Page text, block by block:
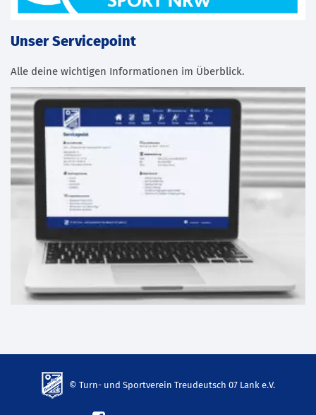
Unser Servicepoint
Alle deine wichtigen Informationen im Überblick.
© Turn- und Sportverein Treudeutsch 07 Lank e.V.